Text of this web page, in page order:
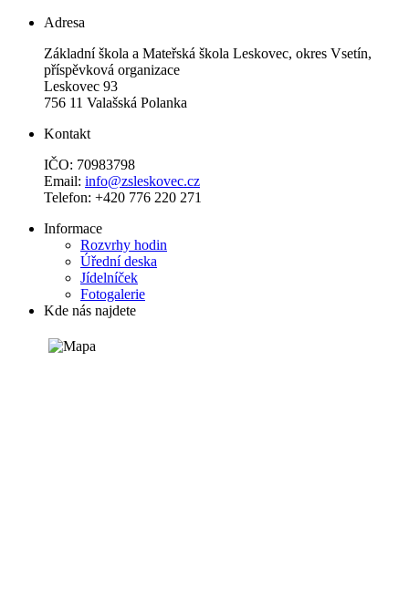
Adresa
Základní škola a Mateřská škola Leskovec, okres Vsetín,
příspěvková organizace
Leskovec 93
756 11 Valašská Polanka
Kontakt
IČO: 70983798
Email: info@zsleskovec.cz
Telefon: +420 776 220 271
Informace
Rozvrhy hodin
Úřední deska
Jídelníček
Fotogalerie
Kde nás najdete